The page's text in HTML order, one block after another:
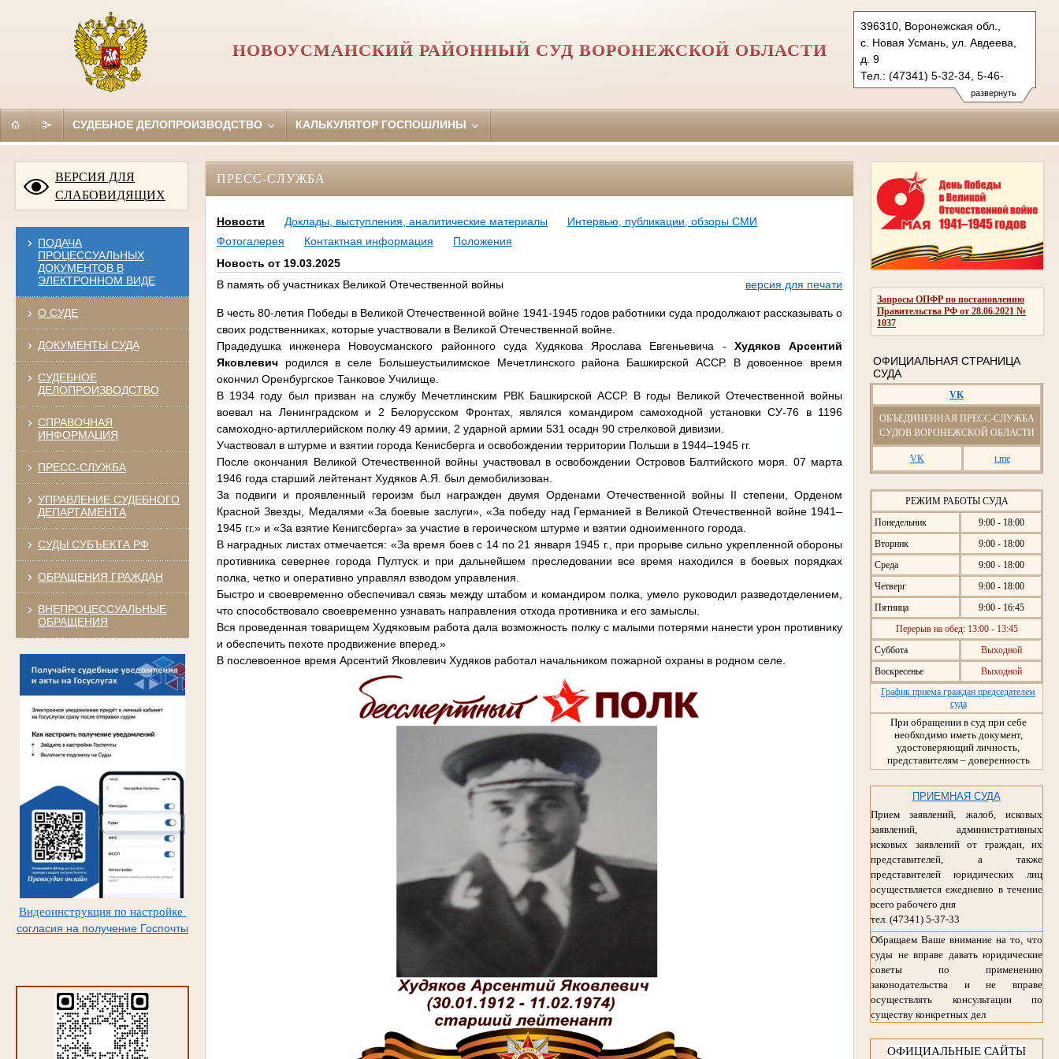
развернуть
396310, Воронежская обл.,
с. Новая Усмань, ул. Авдеева,
д. 9
Тел.: (47341) 5-32-34, 5-46-
69 (ф.)
novousmansky.vrn@sudrf.ru
НОВОУСМАНСКИЙ РАЙОННЫЙ СУД ВОРОНЕЖСКОЙ ОБЛАСТИ
СУДЕБНОЕ ДЕЛОПРОИЗВОДСТВО КАЛЬКУЛЯТОР ГОСПОШЛИНЫ
ВЕРСИЯ ДЛЯ
СЛАБОВИДЯЩИХ
ПОДАЧА
ПРОЦЕССУАЛЬНЫХ
ДОКУМЕНТОВ В
ЭЛЕКТРОННОМ ВИДЕ
О СУДЕ
ДОКУМЕНТЫ СУДА
СУДЕБНОЕ
ДЕЛОПРОИЗВОДСТВО
СПРАВОЧНАЯ
ИНФОРМАЦИЯ
ПРЕСС-СЛУЖБА
УПРАВЛЕНИЕ СУДЕБНОГО
ДЕПАРТАМЕНТА
СУДЫ СУБЪЕКТА РФ
ОБРАЩЕНИЯ ГРАЖДАН
ВНЕПРОЦЕССУАЛЬНЫЕ
ОБРАЩЕНИЯ
Видеоинструкция по настройке
согласия на получение Госпочты
Запросы ОПФР по постановлению
Правительства РФ от 28.06.2021 №
1037
ОФИЦИАЛЬНАЯ СТРАНИЦА
СУДА
VK
ОБЪЕДИНЕННАЯ ПРЕСС-СЛУЖБА
СУДОВ ВОРОНЕЖСКОЙ ОБЛАСТИ
VK t.me
РЕЖИМ РАБОТЫ СУДА
Понедельник
9:00 - 18:00
Вторник
9:00 - 18:00
Среда
9:00 - 18:00
Четверг
9:00 - 18:00
Пятница
9:00 - 16:45
Перерыв на обед: 13:00 - 13:45
Суббота
Выходной
Воскресенье
Выходной
График приема граждан председателем
суда
При обращении в суд при себе
необходимо иметь документ,
удостоверяющий личность,
представителям – доверенность
ПРИЕМНАЯ СУДА
Прием заявлений, жалоб, исковых
заявлений, административных
исковых заявлений от граждан, их
представителей, а также
представителей юридических лиц
осуществляется ежедневно в течение
всего рабочего дня
тел. (47341) 5-37-33
Обращаем Ваше внимание на то, что
суды не вправе давать юридические
советы по применению
законодательства и не вправе
осуществлять консультации по
существу конкретных дел
ОФИЦИАЛЬНЫЕ САЙТЫ
ПРЕСС-СЛУЖБА
Новости Доклады, выступления, аналитические материалы
Интервью, публикации, обзоры СМИ
Фотогалерея
Контактная информация
Положения
Новость от 19.03.2025
В память об участниках Великой Отечественной войны
версия для печати
В честь 80-летия Победы в Великой Отечественной войне 1941-1945 годов работники суда продолжают рассказывать о
своих родственниках, которые участвовали в Великой Отечественной войне.
Прадедушка инженера Новоусманского районного суда Худякова Ярослава Евгеньевича - Худяков Арсентий
Яковлевич родился в селе Большеустьилимское Мечетлинского района Башкирской АССР. В довоенное время
окончил Оренбургское Танковое Училище.
В 1934 году был призван на службу Мечетлинским РВК Башкирской АССР. В годы Великой Отечественной войны
воевал на Ленинградском и 2 Белорусском Фронтах, являлся командиром самоходной установки СУ-76 в 1196
самоходно-артиллерийском полку 49 армии, 2 ударной армии 531 осадн 90 стрелковой дивизии.
Участвовал в штурме и взятии города Кенисберга и освобождении территории Польши в 1944–1945 гг.
После окончания Великой Отечественной войны участвовал в освобождении Островов Балтийского моря. 07 марта
1946 года старший лейтенант Худяков А.Я. был демобилизован.
За подвиги и проявленный героизм был награжден двумя Орденами Отечественной войны II степени, Орденом
Красной Звезды, Медалями «За боевые заслуги», «За победу над Германией в Великой Отечественной войне 1941–
1945 гг.» и «За взятие Кенигсберга» за участие в героическом штурме и взятии одноименного города.
В наградных листах отмечается: «За время боев с 14 по 21 января 1945 г., при прорыве сильно укрепленной обороны
противника севернее города Пултуск и при дальнейшем преследовании все время находился в боевых порядках
полка, четко и оперативно управлял взводом управления.
Быстро и своевременно обеспечивал связь между штабом и командиром полка, умело руководил разведотделением,
что способствовало своевременно узнавать направления отхода противника и его замыслы.
Вся проведенная товарищем Худяковым работа дала возможность полку с малыми потерями нанести урон противнику
и обеспечить пехоте продвижение вперед.»
В послевоенное время Арсентий Яковлевич Худяков работал начальником пожарной охраны в родном селе.